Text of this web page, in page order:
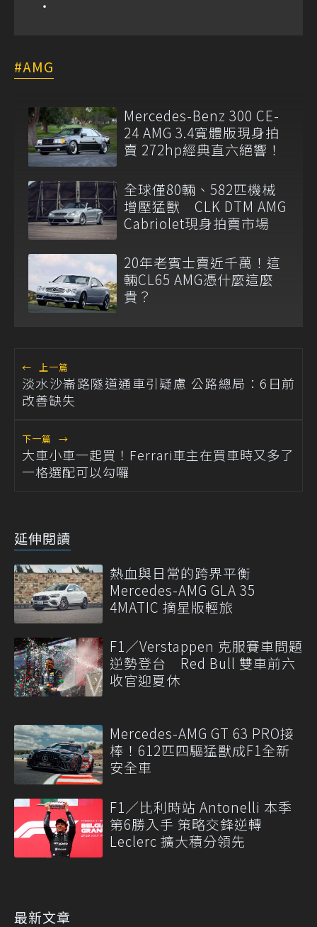
AMG
Mercedes-Benz 300 CE-
24 AMG 3.4寬體版現身拍
賣 272hp經典直六絕響！
全球僅80輛、582匹機械
增壓猛獸 CLK DTM AMG
Cabriolet現身拍賣市場
20年老賓士賣近千萬！這
輛CL65 AMG憑什麼這麼
貴？
← 上一篇
淡水沙崙路隧道通車引疑慮 公路總局：6日前
改善缺失
下一篇 →
大車小車一起買！Ferrari車主在買車時又多了
一格選配可以勾囉
延伸閱讀
熱血與日常的跨界平衡
Mercedes-AMG GLA 35
4MATIC 摘星版輕旅
F1／Verstappen 克服賽車問題
逆勢登台 Red Bull 雙車前六
收官迎夏休
Mercedes-AMG GT 63 PRO接
棒！612匹四驅猛獸成F1全新
安全車
F1／比利時站 Antonelli 本季
第6勝入手 策略交鋒逆轉
Leclerc 擴大積分領先
最新文章